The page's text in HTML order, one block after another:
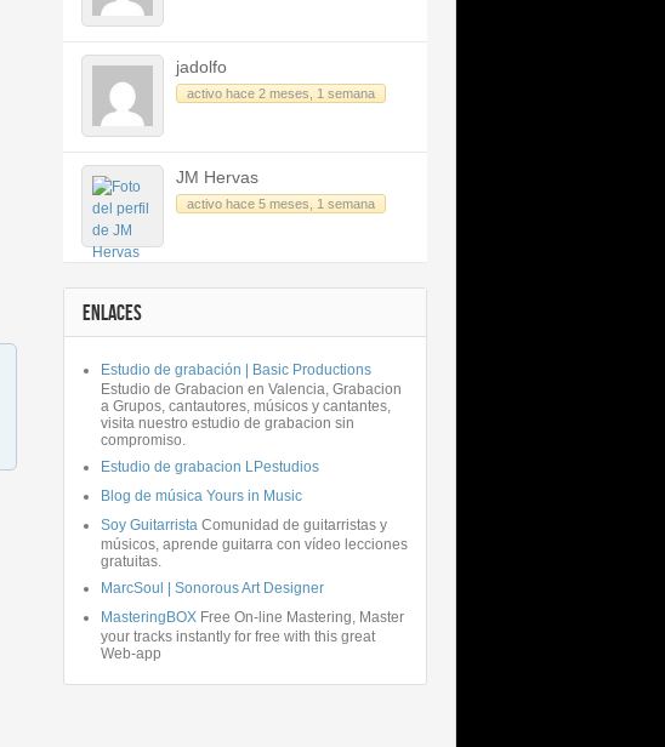
jadolfo
activo hace 2 meses, 1 semana
JM Hervas
activo hace 5 meses, 1 semana
ENLACES
Estudio de grabación | Basic Productions
Estudio de Grabacion en Valencia, Grabacion
a Grupos, cantautores, músicos y cantantes,
visita nuestro estudio de grabacion sin
compromiso.
Estudio de grabacion LPestudios
Blog de música Yours in Music
Soy Guitarrista Comunidad de guitarristas y
músicos, aprende guitarra con vídeo lecciones
gratuitas.
MarcSoul | Sonorous Art Designer
MasteringBOX Free On-line Mastering, Master
your tracks instantly for free with this great
Web-app